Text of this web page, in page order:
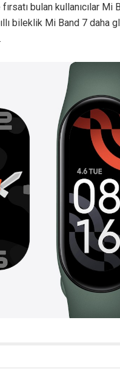
bulan kullanıcılar
bileklik Mi Band 7